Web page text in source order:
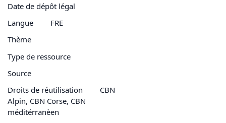
Date de dépôt légal
Langue
FRE
Thème
Type de ressource
Source
Droits de réutilisation
CBN
Alpin, CBN Corse, CBN
méditérranèen